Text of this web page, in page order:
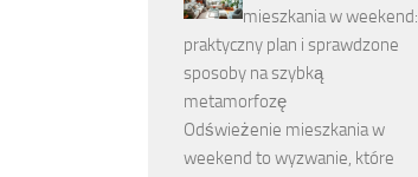
mieszkania w weekend:
praktyczny plan i sprawdzone
sposoby na szybką
metamorfozę
Odświeżenie mieszkania w
weekend to wyzwanie, które